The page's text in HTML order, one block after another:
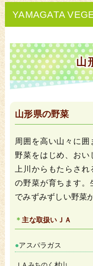
YAMAGATA
山
山形県の野菜
周囲を高い山々に
野菜をはじめ、お
上川からもたらさ
の野菜が育ちます
でみずみずしい野菜
主な取扱いＪＡ
アスパラガス